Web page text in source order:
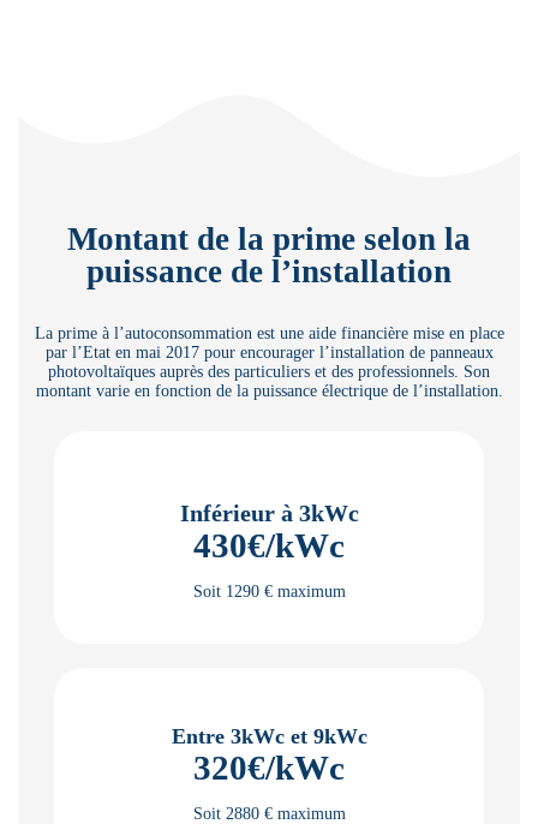
Montant de la prime selon la
puissance de l’installation
La prime à l’autoconsommation est une aide financière mise en place
par l’Etat en mai 2017 pour encourager l’installation de panneaux
photovoltaïques auprès des particuliers et des professionnels. Son
montant varie en fonction de la puissance électrique de l’installation.
Inférieur à 3kWc
430€/kWc
Soit 1290 € maximum
Entre 3kWc et 9kWc
320€/kWc
Soit 2880 € maximum